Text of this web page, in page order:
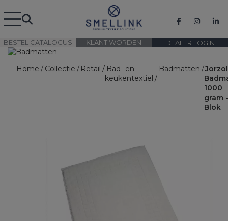
BESTEL CATALOGUS DEALER LOGIN
KLANT WORDEN
Home Collectie Retail
Bad- en
keukentextiel
Badmatten
1000
gram -
Blok